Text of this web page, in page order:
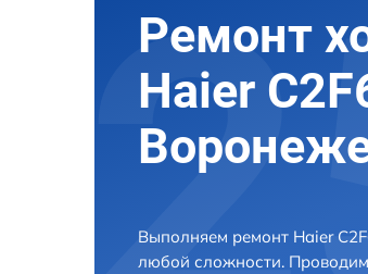
Ремонт
Haier
Выполняем ремонт Haier
любой сложности.